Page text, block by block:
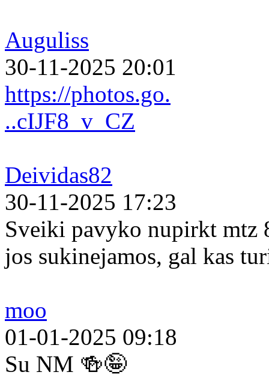
Auguliss
30-11-2025 20:01
https://photos.go.
..cIJF8_v_CZ
Deividas82
30-11-2025 17:23
Sveiki pavyko nupirkt mtz
jos sukinejamos, gal kas
moo
01-01-2025 09:18
Su NM 🍻🤪